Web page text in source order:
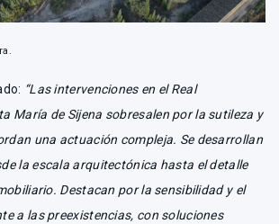
“Las intervenciones en el Real
María de Sijena sobresalen por la sutileza y
una actuación compleja. Se desarrollan
la escala arquitectónica hasta el detalle
Destacan por la sensibilidad y el
a las preexistencias, con soluciones